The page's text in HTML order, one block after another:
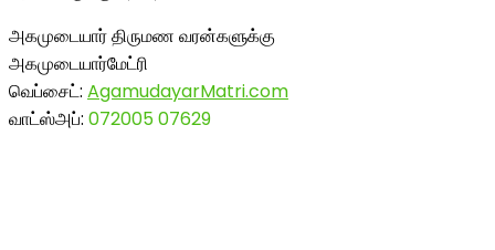
அகமுடையார் திருமண வரன்களுக்கு
அகமுடையார்மேட்ரி
வெப்சைட்: AgamudayarMatri.com
வாட்ஸ்அப்: 072005 07629